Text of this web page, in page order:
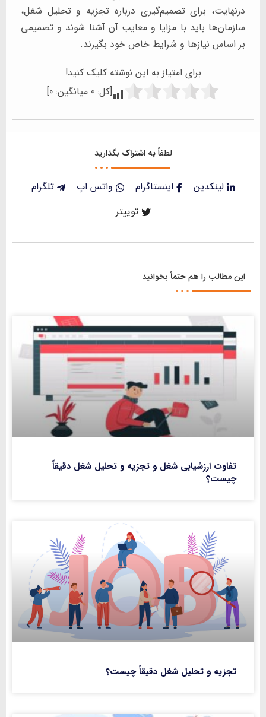
درنهایت، برای تصمیم‌گیری درباره تجزیه و تحلیل شغل،
سازمان‌ها باید با مزایا و معایب آن آشنا شوند و تصمیمی
بر اساس نیازها و شرایط خاص خود بگیرند.
برای امتیاز به این نوشته کلیک کنید!
[کل: 0 میانگین: 0
]
لطفاًبه اشتراک بگذارید
لینکدین اینستاگرام واتس اپ
تلگرام
توییتر
این مطالب را همحتماً بخوانید
تفاوت ارزشیابی شغل و تجزیه و تحلیل شغل دقیقاً
چیست؟
تجزیه و تحلیل شغل دقیقاً چیست؟